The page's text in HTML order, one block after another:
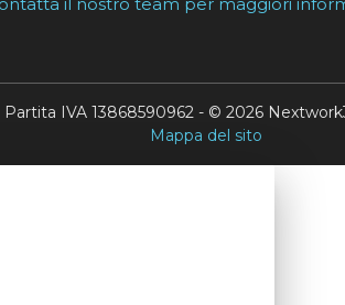
IVA 13868590962 - © 2026
Mappa del sito